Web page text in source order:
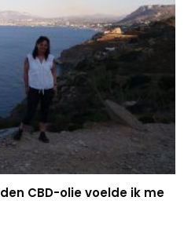
CBD-olie voelde ik me